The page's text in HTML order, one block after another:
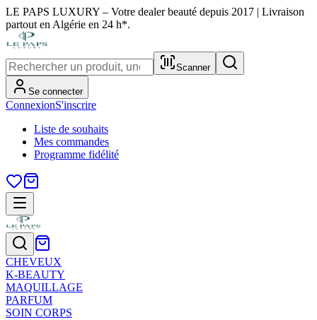
LE PAPS LUXURY – Votre dealer beauté depuis 2017 | Livraison
partout en Algérie en 24 h*.
Scanner
Se connecter
ConnexionS'inscrire
Liste de souhaits
Mes commandes
Programme fidélité
CHEVEUX
K-BEAUTY
MAQUILLAGE
PARFUM
SOIN CORPS